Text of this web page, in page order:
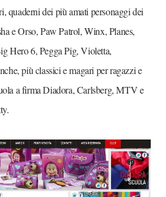
quaderni dei più amati personaggi dei
e Orso, Paw Patrol, Winx, Planes,
Hero 6, Pegga Pig, Violetta,
più classici e magari per ragazzi e
a firma Diadora, Carlsberg, MTV e